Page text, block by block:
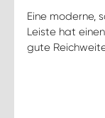
Eine moderne,
Leiste hat
gute